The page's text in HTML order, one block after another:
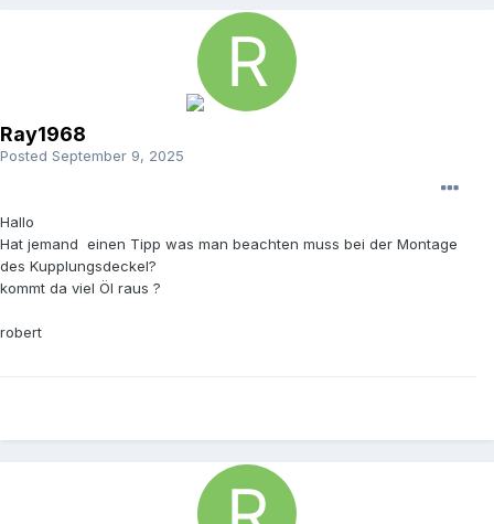
Ray1968
Posted September 9, 2025
Hallo
Hat jemand einen Tipp was man beachten muss bei der Montage
des Kupplungsdeckel?
kommt da viel Öl raus ?
robert